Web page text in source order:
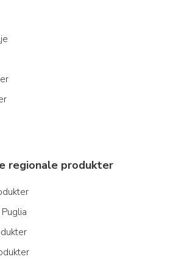
regionale produkter